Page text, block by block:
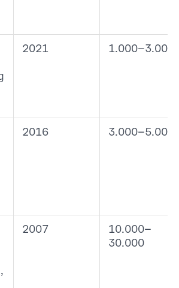
2021 1.000–3.000
2016 3.000–5.000
2007
10.000–
30.000